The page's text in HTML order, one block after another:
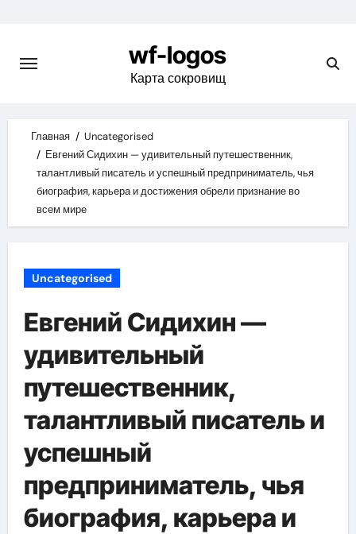
content
wf-logos
Карта сокровищ
Главная
Uncategorised
Евгений Сидихин — удивительный путешественник,
талантливый писатель и успешный предприниматель, чья
биография, карьера и достижения обрели признание во
всем мире
Uncategorised
Евгений Сидихин —
удивительный
путешественник,
талантливый писатель и
успешный
предприниматель, чья
биография, карьера и